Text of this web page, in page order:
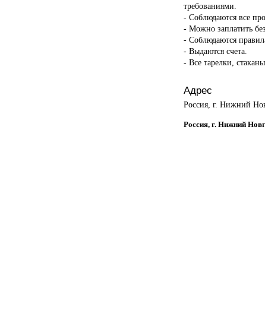
требованиями.
- Соблюдаются все
- Можно заплатить
- Соблюдаются
- Выдаются счета.
- Все тарелки,
Адрес
Россия, г. Нижний
Россия, г. Нижний